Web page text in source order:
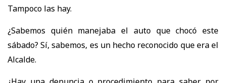
Tampoco las hay.
¿Sabemos quién manejaba el auto que chocó este
sábado? Sí, sabemos, es un hecho reconocido que era el
Alcalde.